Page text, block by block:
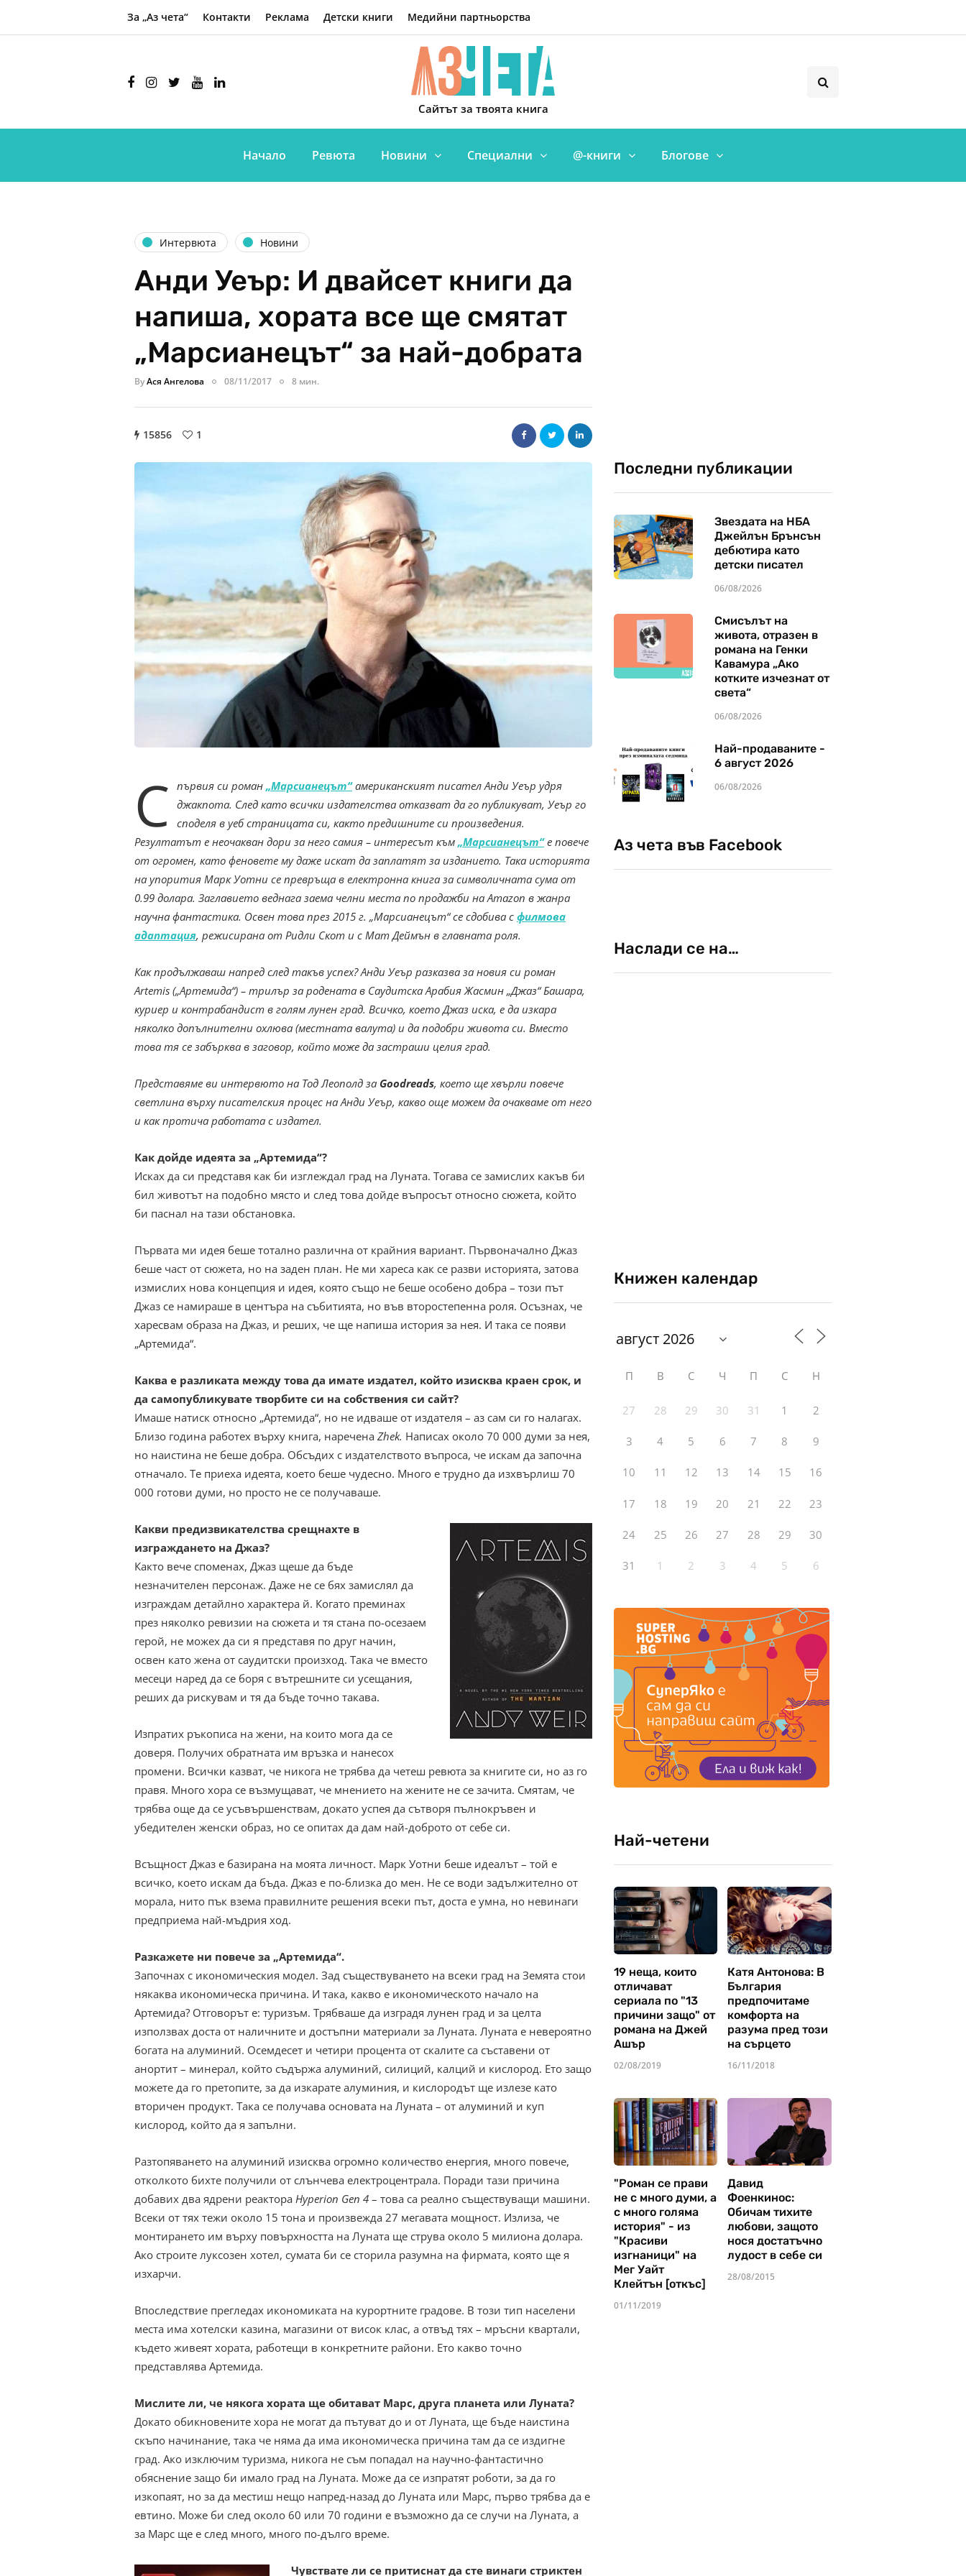
За „Аз чета“ Контакти Реклама Детски книги Медийни партньорства
Сайтът за твоята книга
Начало Ревюта Новини Специални @-книги Блогове
Интервюта Новини
Анди Уеър: И двайсет книги да
напиша, хората все ще смятат
„Марсианецът“ за най-добрата
ByАся Ангелова 08/11/2017 8 мин.
15856 1
С първия си роман „Марсианецът“американският писател Анди Уеър удря
джакпота. След като всички издателства отказват да го публикуват, Уеър го
споделя в уеб страницата си, както предишните си произведения.
Резултатът е неочакван дори за него самия – интересът към „Марсианецът“е повече
от огромен, като феновете му даже искат да заплатят за изданието. Така историята
на упорития Марк Уотни се превръща в електронна книга за символичната сума от
0.99 долара. Заглавието веднага заема челни места по продажби на Amazon в жанра
научна фантастика. Освен това през 2015 г. „Марсианецът“ се сдобива с филмова
адаптация, режисирана от Ридли Скот и с Мат Деймън в главната роля.
Как продължаваш напред след такъв успех? Анди Уеър разказва за новия си роман
Artemis („Артемида“) – трилър за родената в Саудитска Арабия Жасмин „Джаз“ Башара,
куриер и контрабандист в голям лунен град. Всичко, което Джаз иска, е да изкара
няколко допълнителни охлюва (местната валута) и да подобри живота си. Вместо
това тя се забърква в заговор, който може да застраши целия град.
Представяме ви интервюто на Тод Леополд за Goodreads, което ще хвърли повече
светлина върху писателския процес на Анди Уеър, какво още можем да очакваме от него
и как протича работата с издател.
Как дойде идеята за „Артемида“?
Исках да си представя как би изглеждал град на Луната. Тогава се замислих какъв би
бил животът на подобно място и след това дойде въпросът относно сюжета, който
би паснал на тази обстановка.
Първата ми идея беше тотално различна от крайния вариант. Първоначално Джаз
беше част от сюжета, но на заден план. Не ми хареса как се разви историята, затова
измислих нова концепция и идея, която също не беше особено добра – този път
Джаз се намираше в центъра на събитията, но във второстепенна роля. Осъзнах, че
харесвам образа на Джаз, и реших, че ще напиша история за нея. И така се появи
„Артемида“.
Каква е разликата между това да имате издател, който изисква краен срок, и
да самопубликувате творбите си на собствения си сайт?
Имаше натиск относно „Артемида“, но не идваше от издателя – аз сам си го налагах.
Близо година работех върху книга, наречена Zhek. Написах около 70 000 думи за нея,
но наистина не беше добра. Обсъдих с издателството въпроса, че искам да започна
отначало. Те приеха идеята, което беше чудесно. Много е трудно да изхвърлиш 70
000 готови думи, но просто не се получаваше.
Какви предизвикателства срещнахте в
изграждането на Джаз?
Както вече споменах, Джаз щеше да бъде
незначителен персонаж. Даже не се бях замислял да
изграждам детайлно характера й. Когато преминах
през няколко ревизии на сюжета и тя стана по-осезаем
герой, не можех да си я представя по друг начин,
освен като жена от саудитски произход. Така че вместо
месеци наред да се боря с вътрешните си усещания,
реших да рискувам и тя да бъде точно такава.
Изпратих ръкописа на жени, на които мога да се
доверя. Получих обратната им връзка и нанесох
промени. Всички казват, че никога не трябва да четеш ревюта за книгите си, но аз го
правя. Много хора се възмущават, че мнението на жените не се зачита. Смятам, че
трябва още да се усъвършенствам, докато успея да сътворя пълнокръвен и
убедителен женски образ, но се опитах да дам най-доброто от себе си.
Всъщност Джаз е базирана на моята личност. Марк Уотни беше идеалът – той е
всичко, което искам да бъда. Джаз е по-близка до мен. Не се води задължително от
морала, нито пък взема правилните решения всеки път, доста е умна, но невинаги
предприема най-мъдрия ход.
Разкажете ни повече за „Артемида“.
Започнах с икономическия модел. Зад съществуването на всеки град на Земята стои
някаква икономическа причина. И така, какво е икономическото начало на
Артемида? Отговорът е: туризъм. Трябваше да изградя лунен град и за целта
използвах доста от наличните и достъпни материали за Луната. Луната е невероятно
богата на алуминий. Осемдесет и четири процента от скалите са съставени от
анортит – минерал, който съдържа алуминий, силиций, калций и кислород. Ето защо
можете да го претопите, за да изкарате алуминия, и кислородът ще излезе като
вторичен продукт. Така се получава основата на Луната – от алуминий и куп
кислород, който да я запълни.
Разтопяването на алуминий изисква огромно количество енергия, много повече,
отколкото бихте получили от слънчева електроцентрала. Поради тази причина
добавих два ядрени реактора Hyperion Gen 4 – това са реално съществуващи машини.
Всеки от тях тежи около 15 тона и произвежда 27 мегавата мощност. Излиза, че
монтирането им върху повърхността на Луната ще струва около 5 милиона долара.
Ако строите луксозен хотел, сумата би се сторила разумна на фирмата, която ще я
изхарчи.
Впоследствие прегледах икономиката на курортните градове. В този тип населени
места има хотелски казина, магазини от висок клас, а отвъд тях – мръсни квартали,
където живеят хората, работещи в конкретните райони. Ето какво точно
представлява Артемида.
Мислите ли, че някога хората ще обитават Марс, друга планета или Луната?
Докато обикновените хора не могат да пътуват до и от Луната, ще бъде наистина
скъпо начинание, така че няма да има икономическа причина там да се издигне
град. Ако изключим туризма, никога не съм попадал на научно-фантастично
обяснение защо би имало град на Луната. Може да се изпратят роботи, за да го
изкопаят, но за да местиш нещо напред-назад до Луната или Марс, първо трябва да е
евтино. Може би след около 60 или 70 години е възможно да се случи на Луната, а
за Марс ще е след много, много по-дълго време.
Чувствате ли се притиснат да сте винаги стриктен
Последни публикации
Звездата на НБА
Джейлън Брънсън
дебютира като
детски писател
06/08/2026
Смисълът на
живота, отразен в
романа на Генки
Кавамура „Ако
котките изчезнат от
света“
06/08/2026
Най-продаваните -
6 август 2026
06/08/2026
Аз чета във Facebook
Наслади се на…
Книжен календар
П В С Ч П С Н
27 28 29 30 31 1 2
3 4 5 6 7 8 9
10 11 12 13 14 15 16
17 18 19 20 21 22 23
24 25 26 27 28 29 30
31 1 2 3 4 5 6
Най-четени
19 неща, които
отличават
сериала по "13
причини защо" от
романа на Джей
Ашър
02/08/2019
Катя Антонова: В
България
предпочитаме
комфорта на
разума пред този
на сърцето
16/11/2018
"Роман се прави
не с много думи, а
с много голяма
история" - из
"Красиви
изгнаници" на
Мег Уайт
Клейтън [откъс]
01/11/2019
Давид
Фоенкинос:
Обичам тихите
любови, защото
нося достатъчно
лудост в себе си
28/08/2015